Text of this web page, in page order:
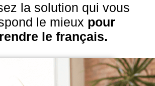
la solution qui vous
le mieux pour
le français.